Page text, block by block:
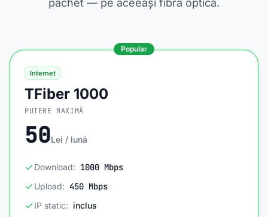
pachet — pe aceeași fibră optică.
Popular
Internet
TFiber 1000
PUTERE MAXIMĂ
50Lei / lună
Download: 1000 Mbps
Upload: 450 Mbps
IP static: inclus